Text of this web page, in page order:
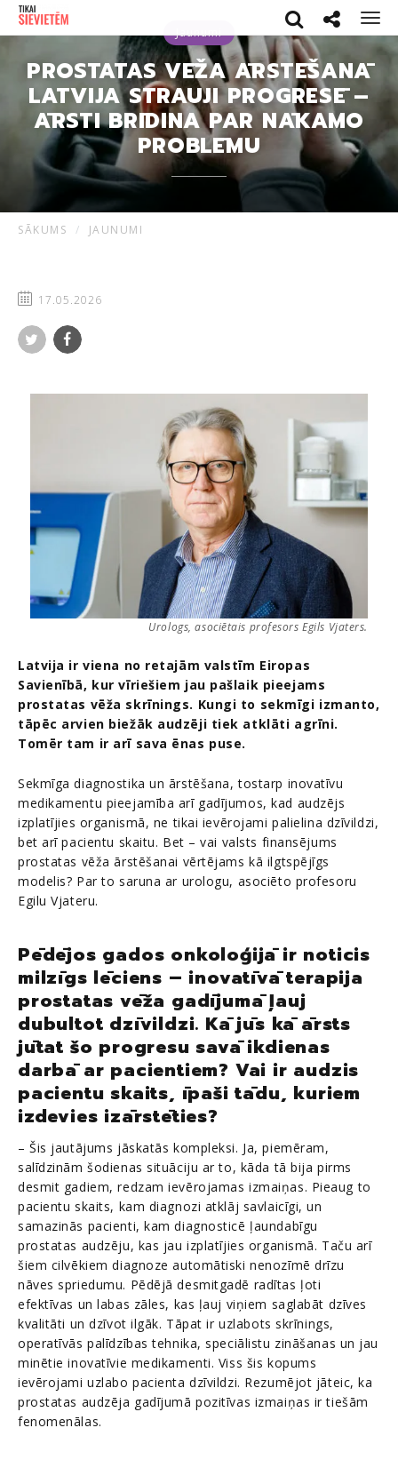
Social
Search
Jaunumi
PROSTATAS VĒŽA ĀRSTĒŠANĀ
LATVIJA STRAUJI PROGRESĒ –
ĀRSTI BRĪDINA PAR NĀKAMO
PROBLĒMU
SĀKUMS JAUNUMI
17.05.2026
Urologs, asociētais profesors Egils Vjaters.
Latvija ir viena no retajām valstīm Eiropas
Savienībā, kur vīriešiem jau pašlaik pieejams
prostatas vēža skrīnings. Kungi to sekmīgi izmanto,
tāpēc arvien biežāk audzēji tiek atklāti agrīni.
Tomēr tam ir arī sava ēnas puse.
Sekmīga diagnostika un ārstēšana, tostarp inovatīvu
medikamentu pieejamība arī gadījumos, kad audzējs
izplatījies organismā, ne tikai ievērojami palielina dzīvildzi,
bet arī pacientu skaitu. Bet – vai valsts finansējums
prostatas vēža ārstēšanai vērtējams kā ilgtspējīgs
modelis? Par to saruna ar urologu, asociēto profesoru
Egilu Vjateru.
Pēdējos gados onkoloģijā ir noticis
milzīgs lēciens – inovatīvā terapija
prostatas vēža gadījumā ļauj
dubultot dzīvildzi. Kā jūs kā ārsts
jūtat šo progresu savā ikdienas
darbā ar pacientiem? Vai ir audzis
pacientu skaits, īpaši tādu, kuriem
izdevies izārstēties?
– Šis jautājums jāskatās kompleksi. Ja, piemēram,
salīdzinām šodienas situāciju ar to, kāda tā bija pirms
desmit gadiem, redzam ievērojamas izmaiņas. Pieaug to
pacientu skaits, kam diagnozi atklāj savlaicīgi, un
samazinās pacienti, kam diagnosticē ļaundabīgu
prostatas audzēju, kas jau izplatījies organismā. Taču arī
šiem cilvēkiem diagnoze automātiski nenozīmē drīzu
nāves spriedumu. Pēdējā desmitgadē radītas ļoti
efektīvas un labas zāles, kas ļauj viņiem saglabāt dzīves
kvalitāti un dzīvot ilgāk. Tāpat ir uzlabots skrīnings,
operatīvās palīdzības tehnika, speciālistu zināšanas un jau
minētie inovatīvie medikamenti. Viss šis kopums
ievērojami uzlabo pacienta dzīvildzi. Rezumējot jāteic, ka
prostatas audzēja gadījumā pozitīvas izmaiņas ir tiešām
fenomenālas.